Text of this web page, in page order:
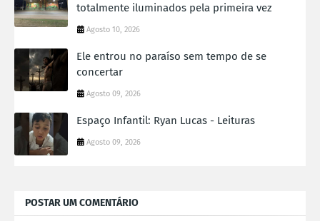
totalmente iluminados pela primeira vez
Agosto 10, 2026
Ele entrou no paraíso sem tempo de se
concertar
Agosto 09, 2026
Espaço Infantil: Ryan Lucas - Leituras
Agosto 09, 2026
POSTAR UM COMENTÁRIO